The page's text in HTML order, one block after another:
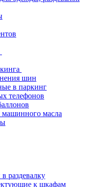
шин
в паркинг
телефонов
масла
раздевалку
к шкафам